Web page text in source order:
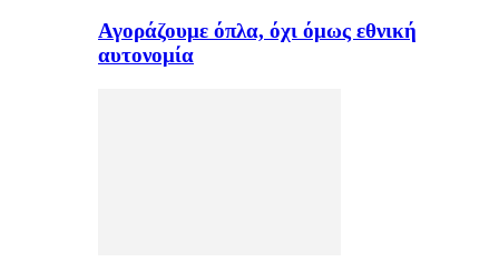
Αγοράζουμε όπλα, όχι όμως εθνική
αυτονομία